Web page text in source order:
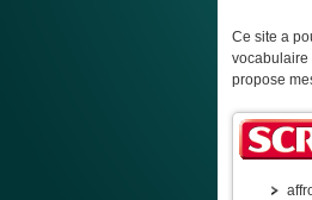
Ce site a
vocabulaire
propose